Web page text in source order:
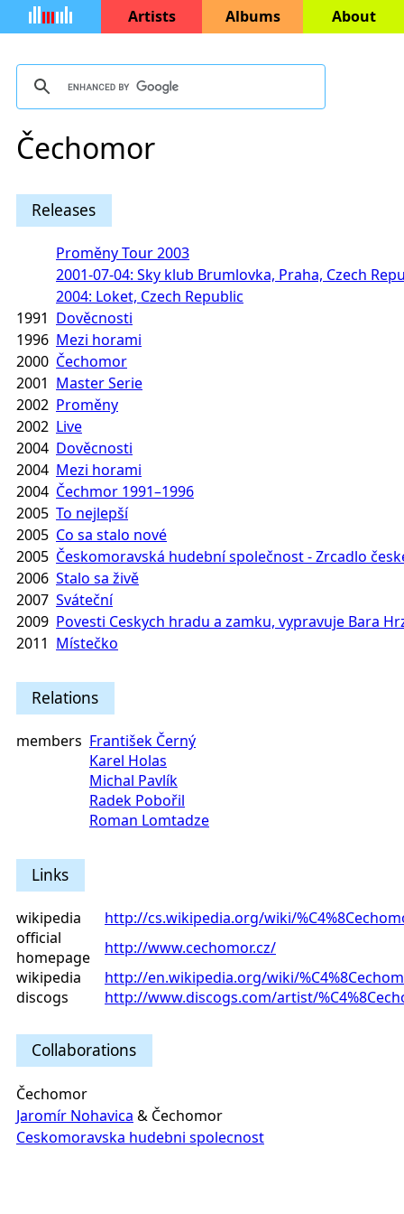
Artists Albums About
Čechomor
Releases
Proměny Tour 2003
2001-07-04: Sky klub Brumlovka, Praha, Czech
2004: Loket, Czech Republic
1991 Dověcnosti
1996 Mezi horami
2000 Čechomor
2001 Master Serie
2002 Proměny
2002 Live
2004 Dověcnosti
2004 Mezi horami
2004 Čechmor 1991–1996
2005 To nejlepší
2005 Co sa stalo nové
2005 Českomoravská hudební společnost - Zrcadlo
2006 Stalo sa živě
2007 Sváteční
2009 Povesti Ceskych hradu a zamku, vypravuje Bara
2011 Místečko
Relations
members František Černý
Karel Holas
Michal Pavlík
Radek Pobořil
Roman Lomtadze
Links
wikipedia
http://cs.wikipedia.org/wiki/
official
homepage
http://www.cechomor.cz/
wikipedia
http://en.wikipedia.org/wiki/
discogs
http://www.discogs.com/artist/
Collaborations
Čechomor
Jaromír Nohavica & Čechomor
Ceskomoravska hudebni spolecnost